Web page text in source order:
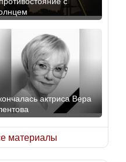
актриса Вера
материалы